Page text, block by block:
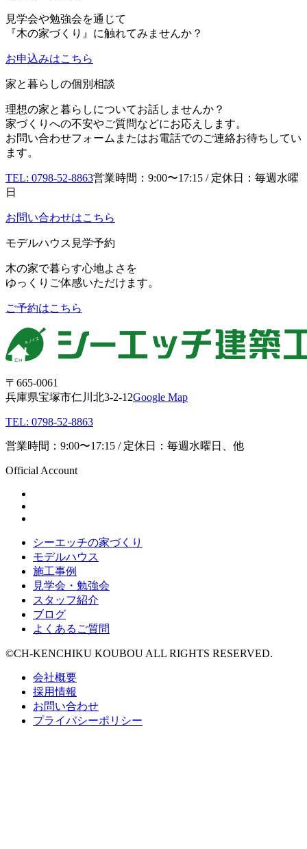
見学会や勉強会を通じて
『木の家づくり』に触れてみませんか？
お申込みはこちら
家と暮らしの個別相談
理想の家と暮らしについてお話しませんか？
家づくりへの不安やご質問などにお応えします。
お問い合わせフォームまたはお電話でのご連絡お待ちしてい
ます。
TEL: 0798-52-8863営業時間：9:00〜17:15 / 定休日：毎週水曜
日
お問い合わせはこちら
モデルハウス見学予約
木の家で暮らす心地よさを
ゆっくりご体感いただけます。
ご予約はこちら
〒665-0061
兵庫県宝塚市仁川北3-2-12Google Map
TEL: 0798-52-8863
営業時間：9:00〜17:15 / 定休日：毎週水曜日、他
Official Account
シーエッチの家づくり
モデルハウス
施工事例
見学会・勉強会
スタッフ紹介
ブログ
よくあるご質問
©CH-KENCHIKU KOUBOU ALL RIGHTS RESERVED.
会社概要
採用情報
お問い合わせ
プライバシーポリシー